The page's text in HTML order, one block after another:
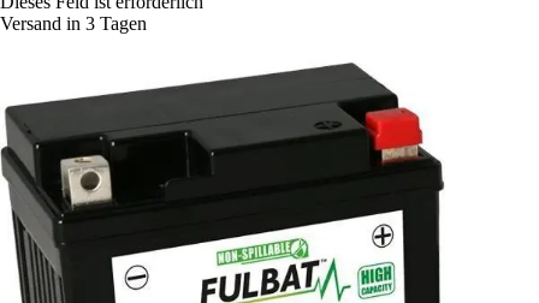
Versand in 3 Tagen